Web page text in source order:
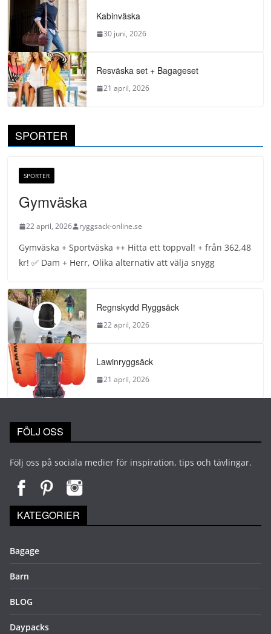
Kabinväska
30 juni, 2026
Resväska set + Bagageset
21 april, 2026
SPORTER
SPORTER
Gymväska
22 april, 2026 ryggsack-online.se
Gymväska + Sportväska ++ Hitta ett toppval! + från 362,48
kr! ✅ Dam + Herr, Olika alternativ att välja snygg
Regnskydd Ryggsäck
22 april, 2026
Lawinryggsäck
21 april, 2026
FÖLJ OSS
Följ oss på sociala medier för inspiration, tips och tävlingar.
KATEGORIER
Bagage
Barn
BLOG
Daypacks